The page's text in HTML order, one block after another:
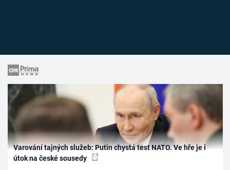
Varování tajných služeb: Putin chystá test NATO. Ve hře je i
útok na české sousedy